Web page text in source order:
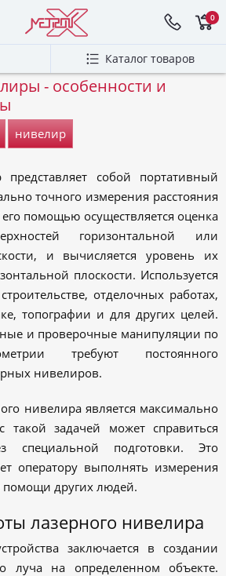
0
Каталог товаров
- особенности и
нивелир
собой портативный
точного измерения расстояния
помощью осуществляется оценка
горизонтальной или
и вычисляется уровень их
плоскости. Используется
отделочных работах,
топографии и для других целей.
и проверочные манипуляции по
требуют постоянного
нивелиров.
нивелира является максимально
такой задачей может справиться
специальной подготовки. Это
оператору выполнять измерения
помощи других людей.
лазерного нивелира
заключается в создании
луча на определенном объекте.